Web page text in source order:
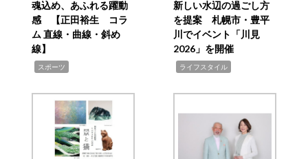
魂込め、あふれる躍動
感 【正田裕生 コラ
ム 直線・曲線・斜め
線】
スポーツ
新しい水辺の過ごし方
を提案 札幌市・豊平
川でイベント「川見
2026」を開催
ライフスタイル